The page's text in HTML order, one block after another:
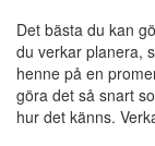
Det bästa du kan
du verkar planera,
henne på en
göra det så snart
hur det känns.